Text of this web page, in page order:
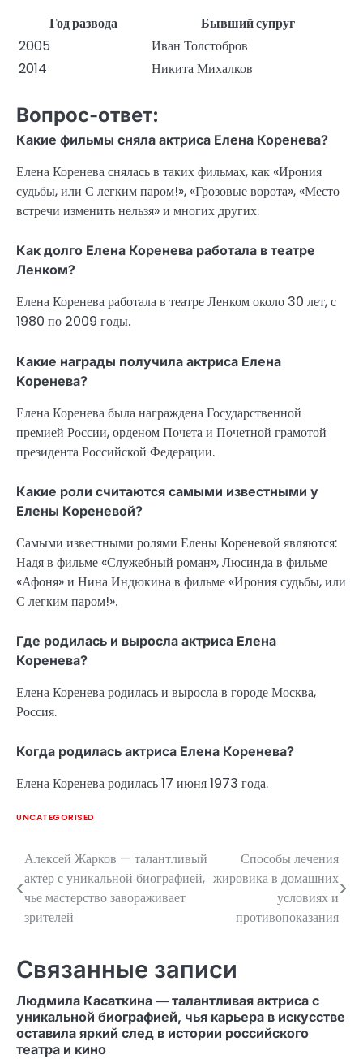
Год развода
Бывший супруг
2005
Иван Толстобров
2014
Никита Михалков
Вопрос-ответ:
Какие фильмы сняла актриса Елена Коренева?
Елена Коренева снялась в таких фильмах, как «Ирония
судьбы, или С легким паром!», «Грозовые ворота», «Место
встречи изменить нельзя» и многих других.
Как долго Елена Коренева работала в театре
Ленком?
Елена Коренева работала в театре Ленком около 30 лет, с
1980 по 2009 годы.
Какие награды получила актриса Елена
Коренева?
Елена Коренева была награждена Государственной
премией России, орденом Почета и Почетной грамотой
президента Российской Федерации.
Какие роли считаются самыми известными у
Елены Кореневой?
Самыми известными ролями Елены Кореневой являются:
Надя в фильме «Служебный роман», Люсинда в фильме
«Афоня» и Нина Индюкина в фильме «Ирония судьбы, или
С легким паром!».
Где родилась и выросла актриса Елена
Коренева?
Елена Коренева родилась и выросла в городе Москва,
Россия.
Когда родилась актриса Елена Коренева?
Елена Коренева родилась 17 июня 1973 года.
UNCATEGORISED
Навигация
по
записям
Алексей Жарков — талантливый
актер с уникальной биографией,
чье мастерство завораживает
зрителей
Способы лечения
жировика в домашних
условиях и
противопоказания
Связанные записи
Людмила Касаткина — талантливая актриса с
уникальной биографией, чья карьера в искусстве
оставила яркий след в истории российского
театра и кино